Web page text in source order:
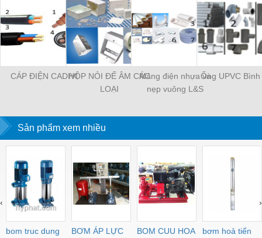
CÁP ĐIỆN CADIVIHỘP NỎI ĐẾ ÂM CÁC
LOẠI
Máng điện nhựa và
nẹp vuông L&S
Ống UPVC
Sản phẩm xem nhiều
bom truc dung
BƠM ÁP LỰC
BOM CUU HOA
bơm hoả tiển
‹ ›